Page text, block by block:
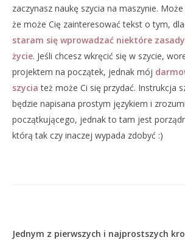
zaczynasz naukę szycia na maszynie.
że może Cię zainteresować tekst o tym,
staram się wprowadzać niektóre
życie. Jeśli chcesz wkręcić się w szycie,
projektem na początek, jednak mój
szycia też może Ci się przydać. Instrukcja
będzie napisana prostym językiem i
początkującego, jednak to tam jest
którą tak czy inaczej wypada zdobyć :)
Jednym z pierwszych i najprostszych